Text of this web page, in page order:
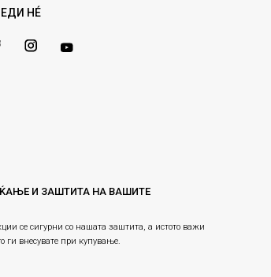
НÉ
И ЗАШТИТА НА ВАШИТЕ
се сигурни со нашата заштита, а истото важи
ги внесувате при купување.